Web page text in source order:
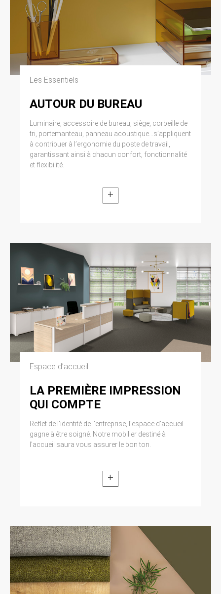
Les Essentiels
AUTOUR DU BUREAU
Luminaire, accessoire de bureau, siège, corbeille de
tri, portemanteau, panneau acoustique...s’appliquent
à contribuer à l’ergonomie du poste de travail,
garantissant ainsi à chacun confort, fonctionnalité
et flexibilité.
+
Espace d’accueil
LA PREMIÈRE IMPRESSION
QUI COMPTE
Reflet de l'identité de l'entreprise, l'espace d'accueil
gagne à être soigné. Notre mobilier destiné à
l’accueil saura vous assurer le bon ton.
+